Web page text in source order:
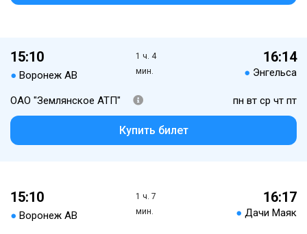
15:10
● Воронеж АВ
1 ч. 4
мин.
16:14
● Энгельса
ОАО "Землянское АТП" пн вт ср чт пт
Купить билет
15:10
● Воронеж АВ
1 ч. 7
мин.
16:17
● Дачи Маяк